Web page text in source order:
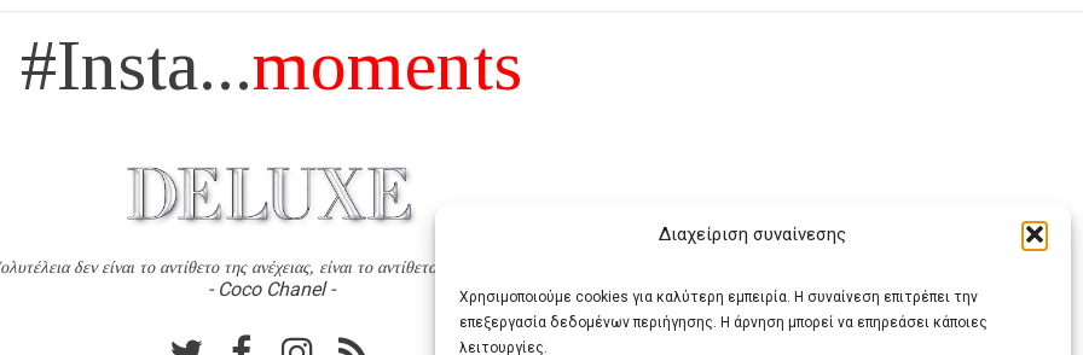
Διαχείριση συναίνεσης
Χρησιμοποιούμε cookies για καλύτερη εμπειρία. Η συναίνεση επιτρέπει την
επεξεργασία δεδομένων περιήγησης. Η άρνηση μπορεί να επηρεάσει κάποιες
λειτουργίες.
#Insta...moments
δεν είναι το αντίθετο της ανέχειας, είναι το αντίθετο της χυδαιότητας
- Coco Chanel -